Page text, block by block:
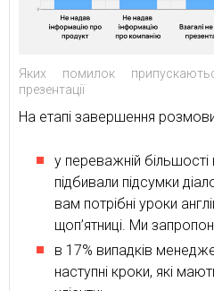
Яких помилок
презентації
На етапі завершення
у переважній більшості
підбивали підсумки
вам потрібні уроки
щоп’ятниці. Ми
в 17% випадків
наступні кроки, які